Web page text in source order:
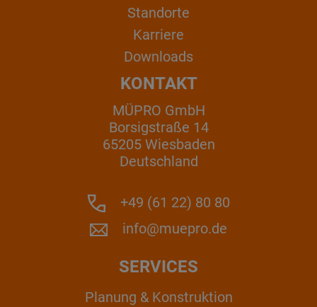
Standorte
Karriere
Downloads
KONTAKT
MÜPRO GmbH
Borsigstraße 14
65205 Wiesbaden
Deutschland
+49 (61 22) 80 80
info@muepro.de
SERVICES
Planung & Konstruktion